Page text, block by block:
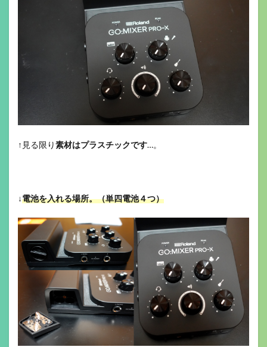
↑見る限り素材はプラスチックです…。
↓電池を入れる場所。（単四電池４つ）